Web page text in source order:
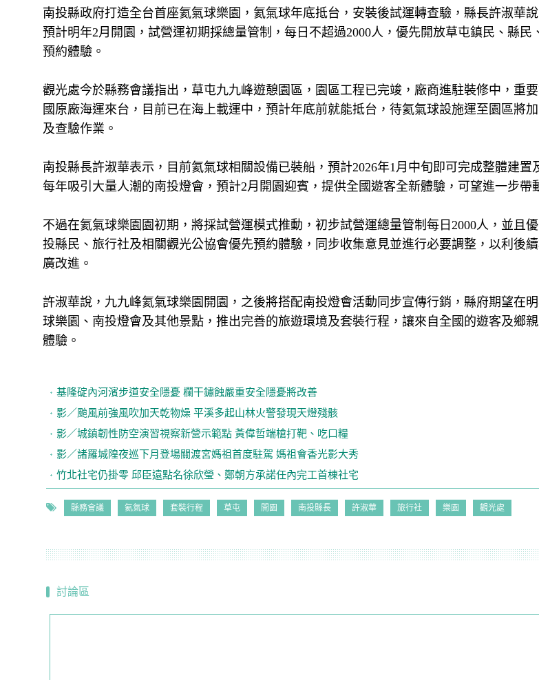
南投縣政府打造全台首座氦氣球樂園，氦氣球年底抵台，安裝後試運轉查驗，縣長許淑華
預計明年2月開園，試營運初期採總量管制，每日不超過2000人，優先開放草屯鎮民、縣民
預約體驗。
觀光處今於縣務會議指出，草屯九九峰遊憩園區，園區工程已完竣，廠商進駐裝修中，重
國原廠海運來台，目前已在海上載運中，預計年底前就能抵台，待氦氣球設施運至園區將
及查驗作業。
南投縣長許淑華表示，目前氦氣球相關設備已裝船，預計2026年1月中旬即可完成整體建置
每年吸引大量人潮的南投燈會，預計2月開園迎賓，提供全國遊客全新體驗，可望進一步帶
不過在氦氣球樂園園初期，將採試營運模式推動，初步試營運總量管制每日2000人，並且
投縣民、旅行社及相關觀光公協會優先預約體驗，同步收集意見並進行必要調整，以利後
廣改進。
許淑華說，九九峰氦氣球樂園開園，之後將搭配南投燈會活動同步宣傳行銷，縣府期望在
球樂園、南投燈會及其他景點，推出完善的旅遊環境及套裝行程，讓來自全國的遊客及鄉
體驗。
基隆碇內河濱步道安全隱憂 欄干鏽蝕嚴重安全隱憂將改善
影／颱風前強風吹加天乾物燥 平溪多起山林火警發現天燈殘骸
影／城鎮韌性防空演習視察新營示範點 黃偉哲端槍打靶、吃口糧
影／諸羅城隍夜巡下月登場關渡宮媽祖首度駐駕 媽祖會香光影大秀
竹北社宅仍掛零 邱臣遠點名徐欣瑩、鄭朝方承諾任內完工首棟社宅
縣務會議 氦氣球 套裝行程 草屯 開園 南投縣長 許淑華 旅行社 樂園 觀光處
討論區